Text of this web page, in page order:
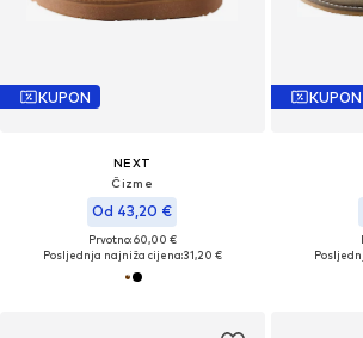
KUPON
NEXT
Čizme
Od 43,20 €
Prvotno: 60,00 €
Posljednja najniža cijena:31,20 €
KUPON